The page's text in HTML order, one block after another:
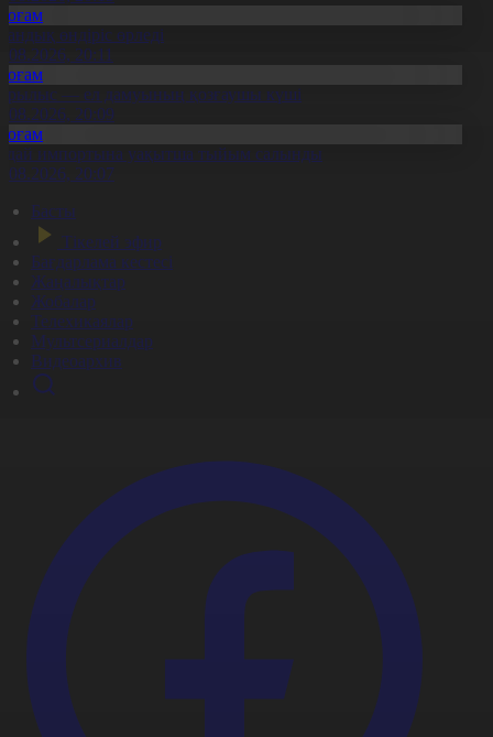
өндіріс өрледі
20:11
— ел дамуының қозғаушы күші
20:09
импортына уақытша тыйым салынды
20:07
Басты
Тікелей эфир
Бағдарлама кестесі
Жаңалықтар
Жобалар
Телехикаялар
Мультсериалдар
Видеоархив